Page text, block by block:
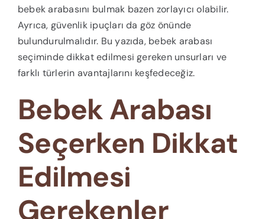
bebek arabasını bulmak bazen zorlayıcı olabilir.
Ayrıca, güvenlik ipuçları da göz önünde
bulundurulmalıdır. Bu yazıda, bebek arabası
seçiminde dikkat edilmesi gereken unsurları ve
farklı türlerin avantajlarını keşfedeceğiz.
Bebek Arabası
Seçerken Dikkat
Edilmesi
Gerekenler